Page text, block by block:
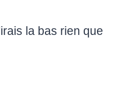
la bas rien que